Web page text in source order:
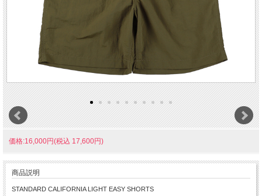
価格:16,000円(税込 17,600円)
商品説明
STANDARD CALIFORNIA LIGHT EASY SHORTS